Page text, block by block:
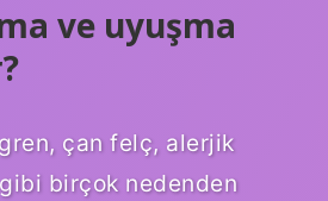
ve uyuşma
çan felç, alerjik
birçok nedenden